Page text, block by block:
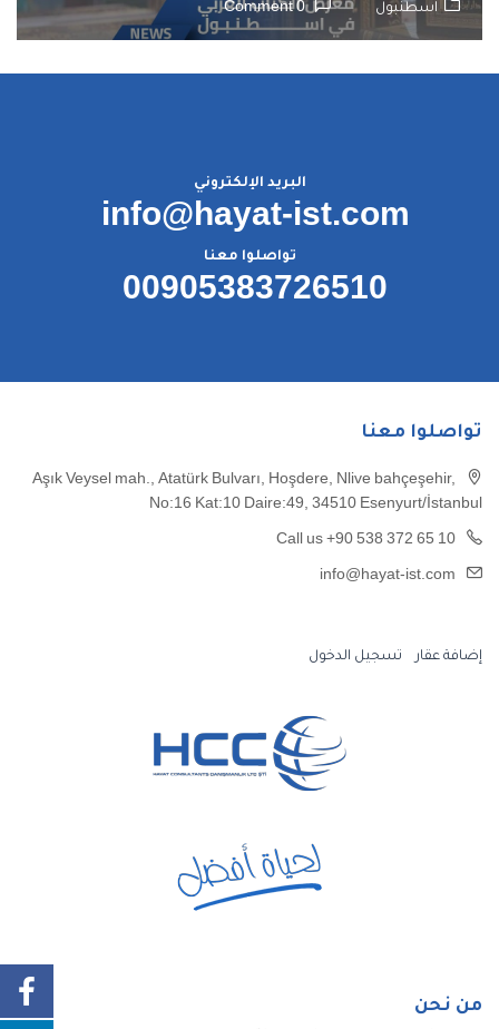
اسطنبول 0 Comment
البريد الإلكتروني
info@hayat-ist.com
تواصلوا معنا
00905383726510
تواصلوا معنا
Aşık Veysel mah., Atatürk Bulvarı, Hoşdere, Nlive bahçeşehir,
No:16 Kat:10 Daire:49, 34510 Esenyurt/İstanbul
Call us +90 538 372 65 10
info@hayat-ist.com
إضافة عقار تسجيل الدخول
من نحن